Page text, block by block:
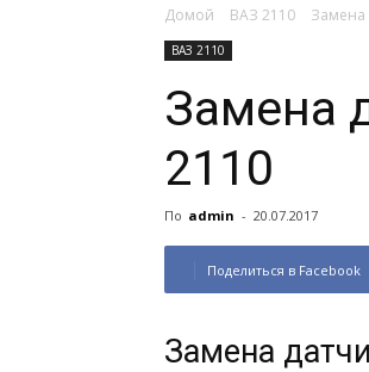
Домой ВАЗ 2110 Замена
ВАЗ 2110
Замена
2110
По admin - 20.07.2017
Поделиться в Facebook
Замена